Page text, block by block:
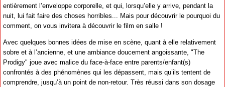
entièrement l’enveloppe corporelle, et qui, lorsqu’elle y arrive, pendant la
nuit, lui fait faire des choses horribles... Mais pour découvrir le pourquoi du
comment, on vous invitera à découvrir le film en salle !
Avec quelques bonnes idées de mise en scène, quant à elle relativement
sobre et à l’ancienne, et une ambiance doucement angoissante, "The
Prodigy" joue avec malice du face-à-face entre parents/enfant(s)
confrontés à des phénomènes qui les dépassent, mais qu’ils tentent de
comprendre, jusqu’à un point de non-retour. Très réussi dans son dosage